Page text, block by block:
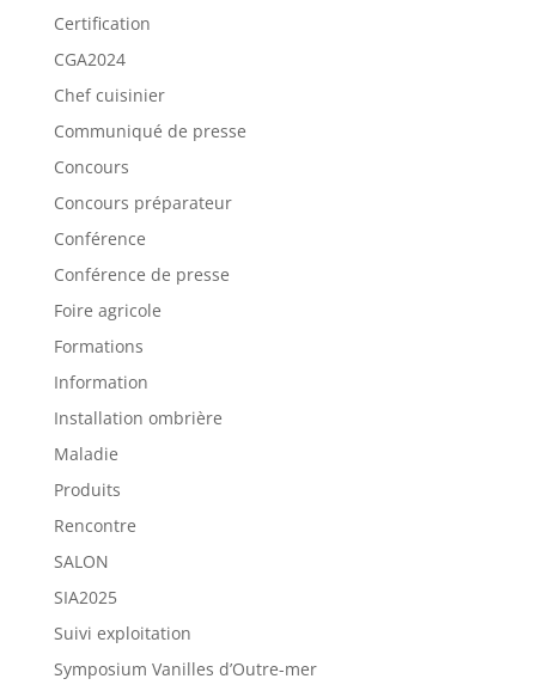
Certification
CGA2024
Chef cuisinier
Communiqué de presse
Concours
Concours préparateur
Conférence
Conférence de presse
Foire agricole
Formations
Information
Installation ombrière
Maladie
Produits
Rencontre
SALON
SIA2025
Suivi exploitation
Symposium Vanilles d’Outre-mer